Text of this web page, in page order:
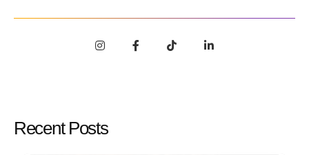
Link
Recent Posts